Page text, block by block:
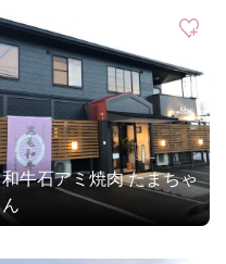
和牛石アミ焼肉 たまちゃ
ん